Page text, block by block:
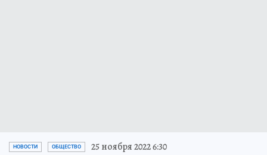
НОВОСТИ ОБЩЕСТВО 25 ноября 2022 6:30